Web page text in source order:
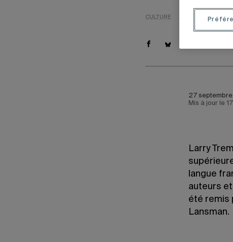
CULTURE
27
Mis à jour le
Larry
langue
auteurs
été remis
Lansman.